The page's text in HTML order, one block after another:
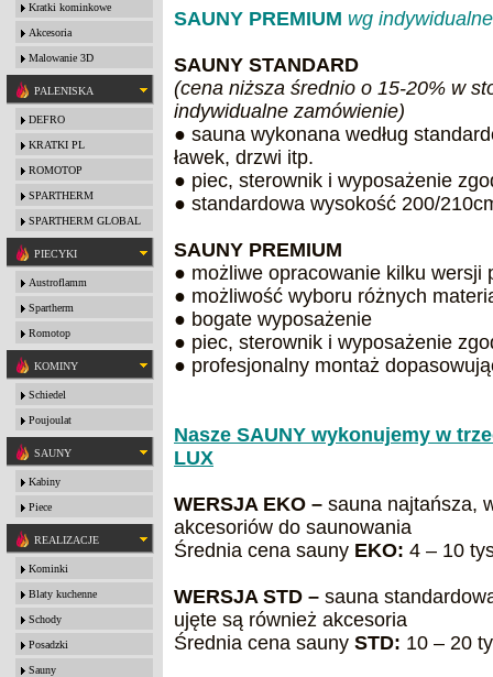
Kratki kominkowe
Akcesoria
Malowanie 3D
PALENISKA
DEFRO
KRATKI PL
ROMOTOP
SPARTHERM
SPARTHERM GLOBAL
PIECYKI
Austroflamm
Spartherm
Romotop
KOMINY
Schiedel
Poujoulat
SAUNY
Kabiny
Piece
REALIZACJE
Kominki
Blaty kuchenne
Schody
Posadzki
Sauny
SAUNY PREMIUM wg
SAUNY STANDARD
(cena niższa średnio o 15-20% w
indywidualne zamówienie)
● sauna wykonana według
ławek, drzwi itp.
● piec, sterownik i wyposażenie
● standardowa wysokość 200/
SAUNY PREMIUM
● możliwe opracowanie kilku
● możliwość wyboru różnych
● bogate wyposażenie
● piec, sterownik i wyposażenie
● profesjonalny montaż
Nasze SAUNY wykonujemy w
LUX
WERSJA EKO – sauna najtańsza,
akcesoriów do saunowania
Średnia cena sauny EKO: 4 – 10
WERSJA STD – sauna
ujęte są również akcesoria
Średnia cena sauny STD: 10 – 20